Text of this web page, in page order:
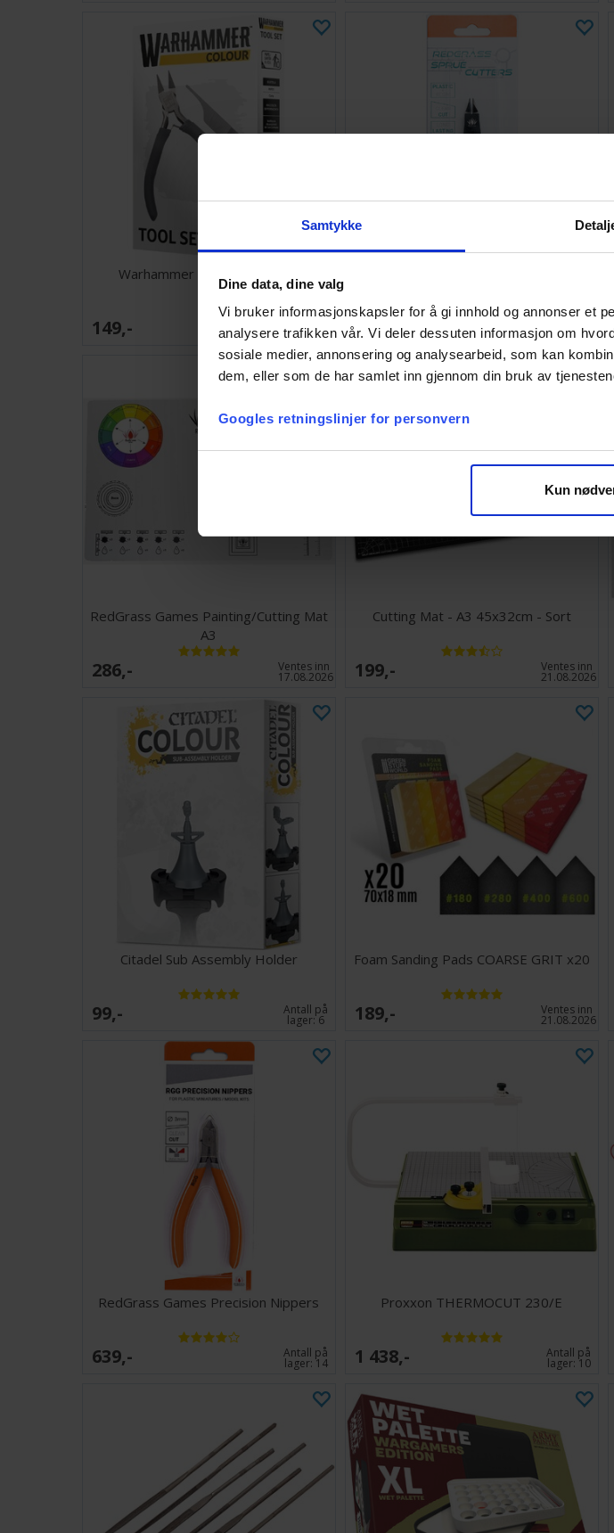
Samtykke
Dine data, dine valg
Vi bruker informasjonskapsler for å gi innhold og annonser et
analysere trafikken vår. Vi deler dessuten informasjon om
sosiale medier, annonsering og analysearbeid, som kan
dem, eller som de har samlet inn gjennom din bruk av
Googles retningslinjer for personvern
Kun
Warhammer Colour Tools Set
149,- lager:4 543,- lager: 2
RedGrass Games Painting/Cutting Mat
A3
286,- Ventes inn
17.08.2026
Cutting Mat - A3 45x32cm - Sort
199,- Ventes inn
21.08.2026
Citadel Sub Assembly Holder
99,- Antall på
lager:6
Foam Sanding Pads COARSE GRIT x20
189,- Ventes inn
21.08.2026
RedGrass Games Precision Nippers
639,- Antall på
lager: 14
Proxxon THERMOCUT 230/E
1 438,- Antall på
lager: 10